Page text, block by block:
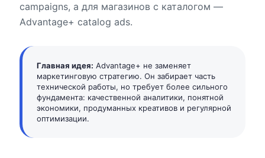
campaigns, а для магазинов с каталогом —
Advantage+ catalog ads.
Главная идея: Advantage+ не заменяет
маркетинговую стратегию. Он забирает часть
технической работы, но требует более сильного
фундамента: качественной аналитики, понятной
экономики, продуманных креативов и регулярной
оптимизации.